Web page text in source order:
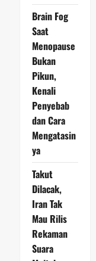
Brain Fog
Saat
Menopause
Bukan
Pikun,
Kenali
Penyebab
dan Cara
Mengatasin
ya
Takut
Dilacak,
Iran Tak
Mau Rilis
Rekaman
Suara